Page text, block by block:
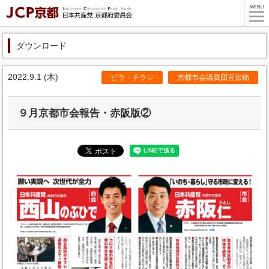
ダウンロード
2022.9.1 (木) ビラ・チラシ 京都市会議員団宣伝物
９月京都市会報告・赤阪版②